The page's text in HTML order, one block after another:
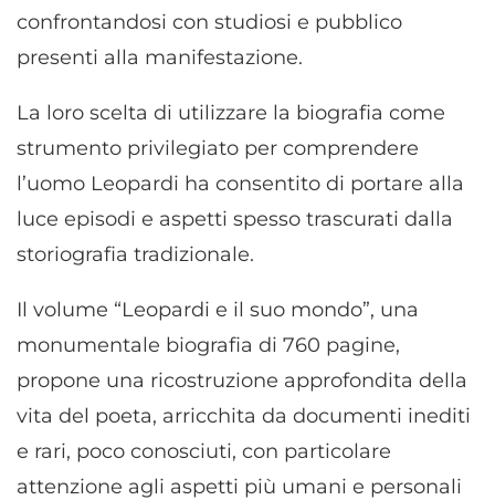
confrontandosi con studiosi e pubblico
presenti alla manifestazione.
La loro scelta di utilizzare la biografia come
strumento privilegiato per comprendere
l’uomo Leopardi ha consentito di portare alla
luce episodi e aspetti spesso trascurati dalla
storiografia tradizionale.
Il volume “Leopardi e il suo mondo”, una
monumentale biografia di 760 pagine,
propone una ricostruzione approfondita della
vita del poeta, arricchita da documenti inediti
e rari, poco conosciuti, con particolare
attenzione agli aspetti più umani e personali